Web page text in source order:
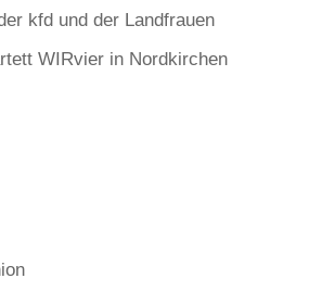
kfd und der Landfrauen
WIRvier in Nordkirchen